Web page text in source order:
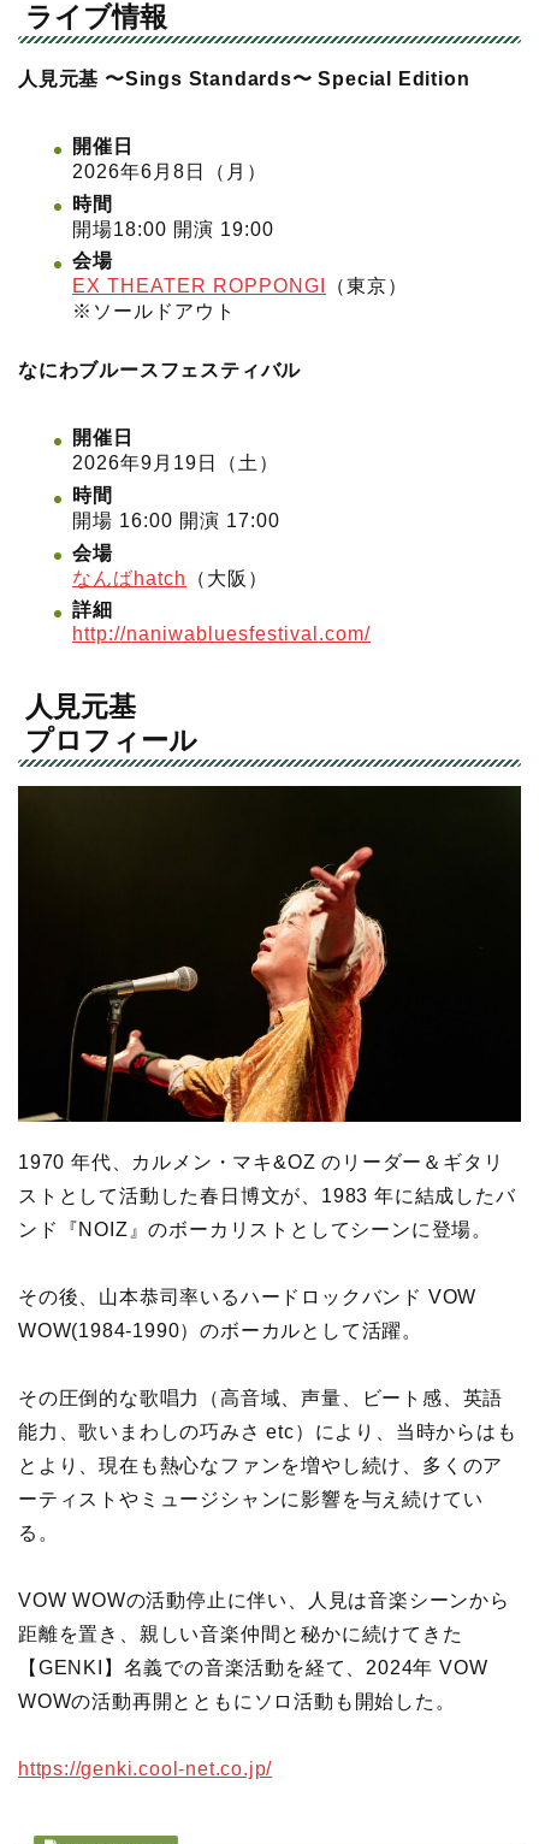
ライブ情報
人見元基 〜Sings Standards〜 Special Edition
開催日
2026年6月8日（月）
時間
開場18:00 開演 19:00
会場
EX THEATER ROPPONGI
（東京）
※ソールドアウト
なにわブルースフェスティバル
開催日
2026年9月19日（土）
時間
開場 16:00 開演 17:00
会場
なんばhatch
（大阪）
詳細
http://naniwabluesfestival.com/
⼈⾒元基
プロフィール
1970 年代、カルメン・マキ&OZ のリーダー＆ギタリ
ストとして活動した春⽇博⽂が、1983 年に結成したバ
ンド『NOIZ』のボーカリストとしてシーンに登場。
その後、⼭本恭司率いるハードロックバンド VOW
WOW(1984-1990）のボーカルとして活躍。
その圧倒的な歌唱⼒（⾼⾳域、声量、ビート感、英語
能⼒、歌いまわしの巧みさ etc）により、当時からはも
とより、現在も熱心なファンを増やし続け、多くのア
ーティストやミュージシャンに影響を与え続けてい
る。
VOW WOWの活動停⽌に伴い、⼈⾒は⾳楽シーンから
距離を置き、親しい音楽仲間と秘かに続けてきた
【GENKI】名義での⾳楽活動を経て、2024年 VOW
WOWの活動再開とともにソロ活動も開始した。
https://genki.cool-net.co.jp/